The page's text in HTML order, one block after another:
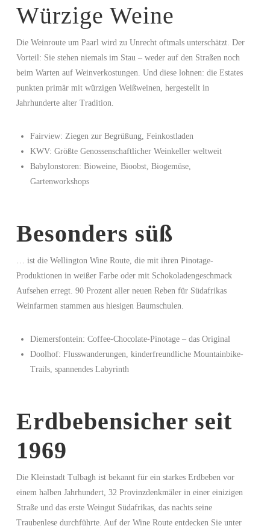
Würzige Weine
Die Weinroute um Paarl wird zu Unrecht oftmals unterschätzt. Der
Vorteil: Sie stehen niemals im Stau – weder auf den Straßen noch
beim Warten auf Weinverkostungen. Und diese lohnen: die Estates
punkten primär mit würzigen Weißweinen, hergestellt in
Jahrhunderte alter Tradition.
Fairview: Ziegen zur Begrüßung, Feinkostladen
KWV: Größte Genossenschaftlicher Weinkeller weltweit
Babylonstoren: Bioweine, Bioobst, Biogemüse,
Gartenworkshops
Besonders süß
… ist die Wellington Wine Route, die mit ihren Pinotage-
Produktionen in weißer Farbe oder mit Schokoladengeschmack
Aufsehen erregt. 90 Prozent aller neuen Reben für Südafrikas
Weinfarmen stammen aus hiesigen Baumschulen.
Diemersfontein: Coffee-Chocolate-Pinotage – das Original
Doolhof: Flusswanderungen, kinderfreundliche Mountainbike-
Trails, spannendes Labyrinth
Erdbebensicher seit
1969
Die Kleinstadt Tulbagh ist bekannt für ein starkes Erdbeben vor
einem halben Jahrhundert, 32 Provinzdenkmäler in einer einizigen
Straße und das erste Weingut Südafrikas, das nachts seine
Traubenlese durchführte. Auf der Wine Route entdecken Sie unter